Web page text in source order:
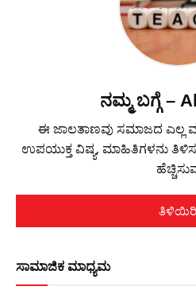
ನಮ್ಮ ಬಗ್ಗೆ –
ಈ ಜಾಲತಾಣವು ಸಮಾಜದ
ಉಪಯುಕ್ತ ವಿಷ್ಯ, ಮಾಹಿತಿಗಳನು
ತಿಳಿಯಿರಿ
ಸಾಮಾಜಿಕ ಮಾಧ್ಯಮ